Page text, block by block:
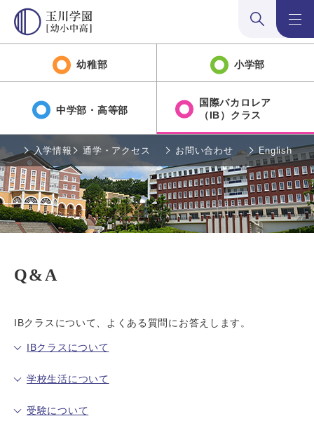
検索:開くメニュ
幼稚部 小学部
中学部・高等部
国際バカロレア
（IB）クラス
入学情報 通学・アクセス お問い合わせ English
Q&A
IBクラスについて、よくある質問にお答えします。
IBクラスについて
学校生活について
受験について